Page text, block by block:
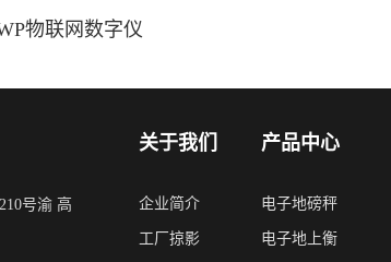
物联网数字仪
号渝 高
关于我们
企业简介
工厂掠影
产品中心
电子地磅秤
电子地上衡